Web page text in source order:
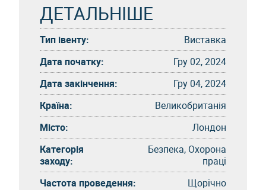
ДЕТАЛЬНІШЕ
Тип івенту:
Виставка
Дата початку:
Гру 02, 2024
Дата закінчення:
Гру 04, 2024
Країна:
Великобританія
Місто:
Лондон
Категорія
заходу:
Безпека, Охорона
праці
Частота проведення:
Щорічно